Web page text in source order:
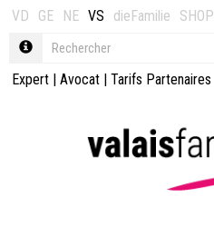
VD GE NE VS dieFamilie SHOP
Expert | Avocat | Tarifs Partenaires